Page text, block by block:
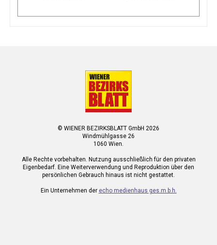
© WIENER BEZIRKSBLATT GmbH 2026
Windmühlgasse 26
1060 Wien.
Alle Rechte vorbehalten. Nutzung ausschließlich für den privaten
Eigenbedarf. Eine Weiterverwendung und Reproduktion über den
persönlichen Gebrauch hinaus ist nicht gestattet.
Ein Unternehmen der echo medienhaus ges.m.b.h.